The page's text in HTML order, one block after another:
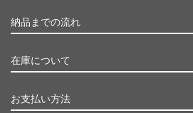
納品までの流れ
在庫について
お支払い方法